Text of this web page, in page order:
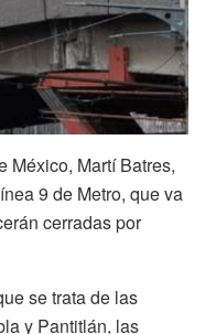
México, Martí Batres,
9 de Metro, que va
cerradas por
se trata de las
y Pantitlán, las